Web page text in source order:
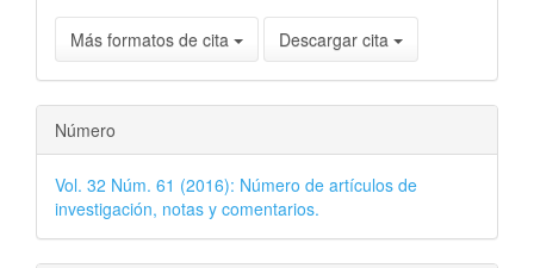
Más formatos de cita Descargar cita
Número
Vol. 32 Núm. 61 (2016): Número de artículos de
investigación, notas y comentarios.